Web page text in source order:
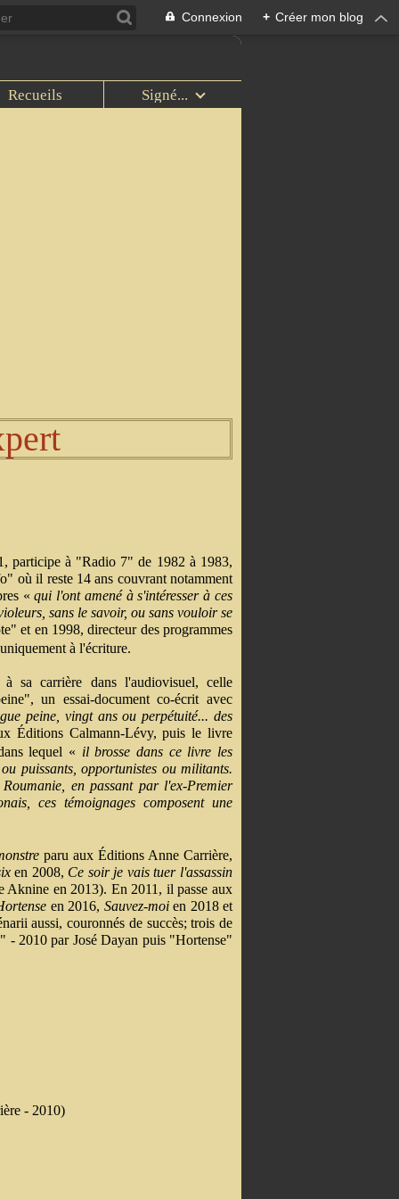
Connexion + Créer mon blog
Recueils Signé...
participe à "Radio 7" de 1982 à 1983,
où il reste 14 ans couvrant notamment
« qui l'ont amené à s'intéresser à ces
sans le savoir, ou sans vouloir se
et en 1998, directeur des programmes
à l'écriture.
sa carrière dans l'audiovisuel, celle
un essai-document co-écrit avec
peine, vingt ans ou perpétuité... des
Éditions Calmann-Lévy, puis le livre
lequel « il brosse dans ce livre les
puissants, opportunistes ou militants.
en passant par l'ex-Premier
ces témoignages composent une
paru aux Éditions Anne Carrière,
en 2008, Ce soir je vais tuer l'assassin
en 2013). En 2011, il passe aux
en 2016, Sauvez-moien 2018 et
aussi, couronnés de succès; trois de
- 2010 par José Dayan puis "Hortense"
- 2010)